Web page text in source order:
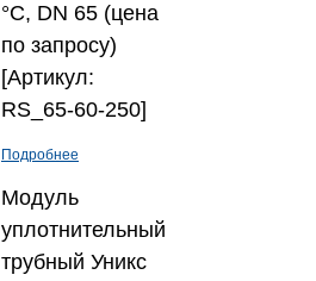
°C, DN 65 (цена
по запросу)
[Артикул:
RS_65-60-250]
Подробнее
Модуль
уплотнительный
трубный Уникс